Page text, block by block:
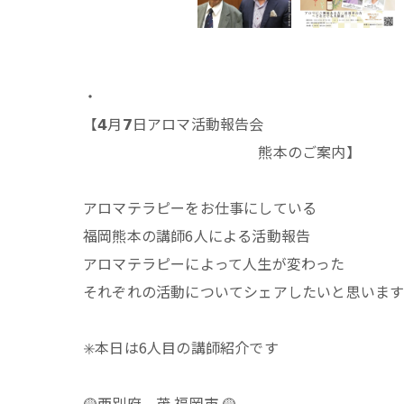
・
【𝟰月𝟳日アロマ活動報告会
熊本のご案内】
アロマテラピーをお仕事にしている
福岡熊本の講師6人による活動報告
アロマテラピーによって人生が変わった
それぞれの活動についてシェアしたいと思います
✳️本日は6人目の講師紹介です